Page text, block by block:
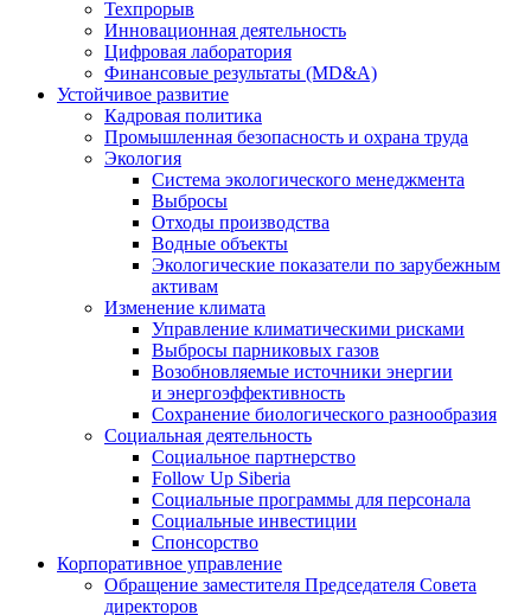
Техпрорыв
Инновационная деятельность
Цифровая лаборатория
Финансовые результаты (MD&A)
Устойчивое развитие
Кадровая политика
Промышленная безопасность и охрана труда
Экология
Система экологического менеджмента
Выбросы
Отходы производства
Водные объекты
Экологические показатели по зарубежным
активам
Изменение климата
Управление климатическими рисками
Выбросы парниковых газов
Возобновляемые источники энергии
и энергоэффективность
Сохранение биологического разнообразия
Социальная деятельность
Социальное партнерство
Follow Up Siberia
Социальные программы для персонала
Социальные инвестиции
Спонсорство
Корпоративное управление
Обращение заместителя Председателя Совета
директоров